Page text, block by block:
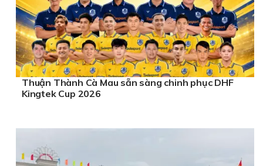
Thuận Thành Cà Mau sẵn sàng chinh phục DHF
Kingtek Cup 2026